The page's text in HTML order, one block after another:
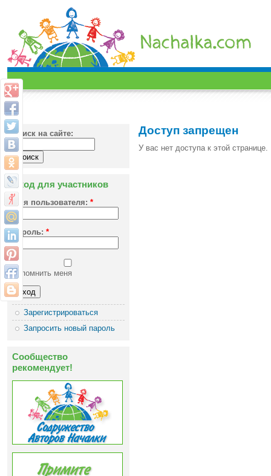
Поиск на сайте:
Вход для участников
Имя пользователя: *
Пароль: *
Запомнить меня
Зарегистрироваться
Запросить новый пароль
Сообщество
рекомендует!
Доступ запрещен
У вас нет доступа к этой странице.